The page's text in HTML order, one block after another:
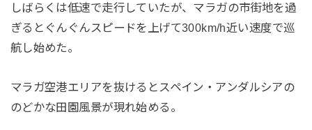
しばらくは低速で走行していたが、マラガの市街地を過
ぎるとぐんぐんスピードを上げて300km/h近い速度で巡
航し始めた。
マラガ空港エリアを抜けるとスペイン・アンダルシアの
のどかな田園風景が現れ始める。